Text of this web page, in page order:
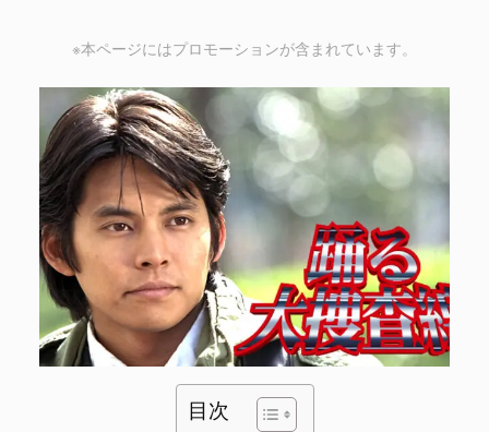
※本ページにはプロモーションが含まれています。
目次